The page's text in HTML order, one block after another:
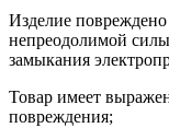
Изделие повреждено
непреодолимой
замыкания
Товар имеет
повреждения;